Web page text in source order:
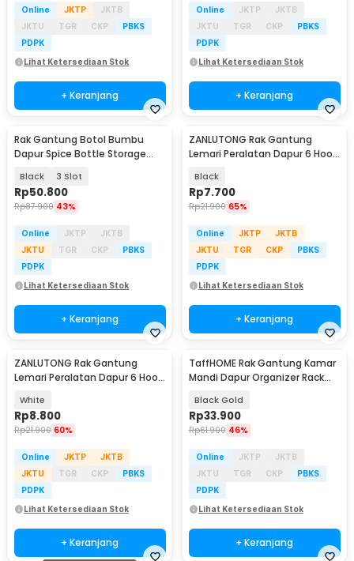
Online JKTP
JKTB
JKTU
TGR CKP
PBKS
PDPK
Lihat Ketersediaan Stok
+ Keranjang
Online JKTP
JKTB
JKTU
TGR CKP
PBKS
PDPK
Lihat Ketersediaan Stok
+ Keranjang
Rak Gantung Botol Bumbu
Dapur Spice Bottle Storage
Black 3 Slot
Rp50.800
Rp87.900 43%
Online JKTP
JKTB
JKTU
TGR CKP
PBKS
PDPK
Lihat Ketersediaan Stok
+ Keranjang
ZANLUTONG Rak Gantung
Lemari Peralatan Dapur 6 Hook
Black
Rp7.700
Rp21.900 65%
Online JKTP
JKTB
JKTU
TGR CKP
PBKS
PDPK
Lihat Ketersediaan Stok
+ Keranjang
ZANLUTONG Rak Gantung
Lemari Peralatan Dapur 6 Hook
White
Rp8.800
Rp21.900 60%
Online JKTP
JKTB
JKTU
TGR CKP
PBKS
PDPK
Lihat Ketersediaan Stok
+ Keranjang
TaffHOME Rak Gantung Kamar
Mandi Dapur Organizer Rack
Black Gold
Rp33.900
Rp61.900 46%
Online JKTP
JKTB
JKTU
TGR CKP
PBKS
PDPK
Lihat Ketersediaan Stok
+ Keranjang